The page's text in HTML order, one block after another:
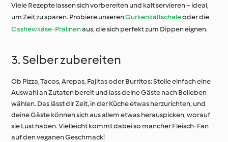
Viele Rezepte lassen sich vorbereiten und kalt servieren − ideal,
um Zeit zu sparen. Probiere unserenGurkenkaltschaleoder die
Cashewkäse-Pralinenaus, die sich perfekt zum Dippen eignen.
3. Selber zubereiten
Ob Pizza, Tacos, Arepas, Fajitas oder Burritos: Stelle einfach eine
Auswahl an Zutaten bereit und lass deine Gäste nach Belieben
wählen. Das lässt dir Zeit, in der Küche etwas herzurichten, und
deine Gäste können sich aus allem etwas herauspicken, worauf
sie Lust haben. Vielleicht kommt dabei so mancher Fleisch-Fan
auf den veganen Geschmack!